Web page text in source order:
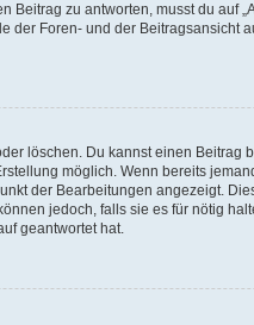
zu antworten, musst du auf
Foren- und der Beitragsansicht
löschen. Du kannst einen Beitrag
möglich. Wenn bereits
der Bearbeitungen angezeigt.
jedoch, falls sie es für nötig
geantwortet hat.